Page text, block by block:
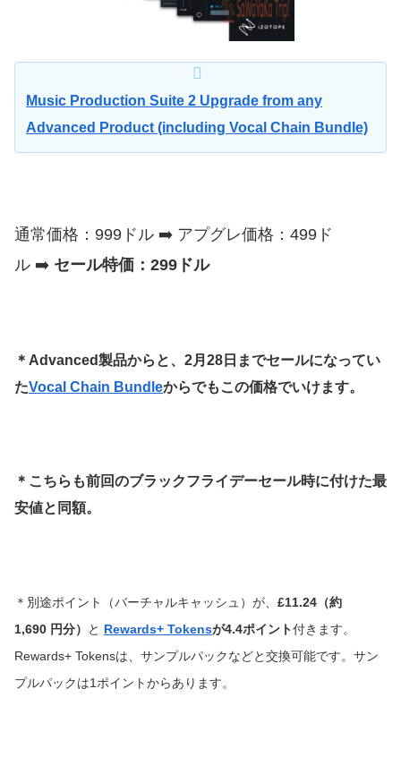
Music Production Suite 2 Upgrade from any
Advanced Product (including Vocal Chain Bundle)
通常価格：999ドル ➡️ アプグレ価格：499ド
ル ➡️ セール特価：299ドル
＊Advanced製品からと、2月28日までセールになってい
たVocal Chain Bundleからでもこの価格でいけます。
＊こちらも前回のブラックフライデーセール時に付けた最
安値と同額。
＊別途ポイント（バーチャルキャッシュ）が、 £11.24（約
1,690 円分） と Rewards+ Tokensが4.4ポイント付きます。
Rewards+ Tokensは、サンプルパックなどと交換可能です。サン
プルパックは1ポイントからあります。